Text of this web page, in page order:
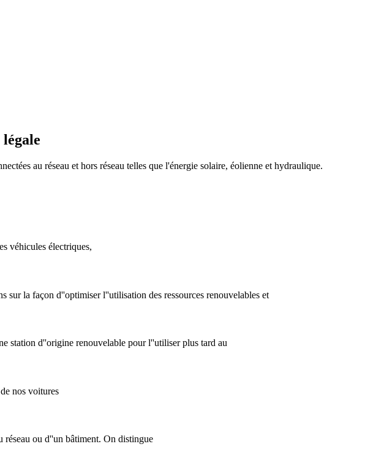
au réseau et hors réseau telles que l'énergie solaire, éolienne et hydraulique.
véhicules électriques,
sur la façon d''optimiser l''utilisation des ressources renouvelables et
station d''origine renouvelable pour l''utiliser plus tard au
nos voitures
réseau ou d''un bâtiment. On distingue